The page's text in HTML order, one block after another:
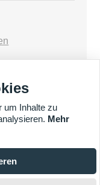

um Inhalte zu
Mehr